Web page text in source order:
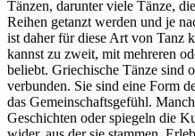
Tänzen, darunter viele Tänze,
Reihen getanzt werden und je
ist daher für diese Art von Tanz
kannst zu zweit, mit mehreren
beliebt. Griechische Tänze sind
verbunden. Sie sind eine Form
das Gemeinschaftsgefühl.
Geschichten oder spiegeln die